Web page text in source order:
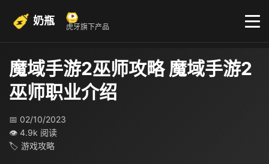
奶瓶 虎牙旗下产品
魔域手游2巫师攻略 魔域手游2
巫师职业介绍
📅 02/10/2023
👁 4.9k 阅读
🏷 游戏攻略